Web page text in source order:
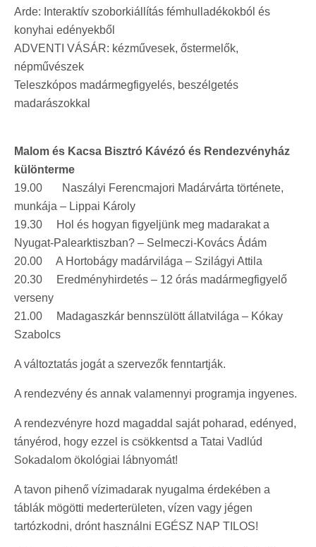
Arde: Interaktív szoborkiállítás fémhulladékokból és
konyhai edényekből
ADVENTI VÁSÁR: kézművesek, őstermelők,
népművészek
Teleszkópos madármegfigyelés, beszélgetés
madarászokkal
Malom és Kacsa Bisztró Kávézó és Rendezvényház
különterme
19.00 Naszályi Ferencmajori Madárvárta története,
munkája – Lippai Károly
19.30 Hol és hogyan figyeljünk meg madarakat a
Nyugat-Palearktiszban? – Selmeczi-Kovács Ádám
20.00 A Hortobágy madárvilága – Szilágyi Attila
20.30 Eredményhirdetés – 12 órás madármegfigyelő
verseny
21.00 Madagaszkár bennszülött állatvilága – Kókay
Szabolcs
A változtatás jogát a szervezők fenntartják.
A rendezvény és annak valamennyi programja ingyenes.
A rendezvényre hozd magaddal saját poharad, edényed,
tányérod, hogy ezzel is csökkentsd a Tatai Vadlúd
Sokadalom ökológiai lábnyomát!
A tavon pihenő vízimadarak nyugalma érdekében a
táblák mögötti mederterületen, vízen vagy jégen
tartózkodni, drónt használni EGÉSZ NAP TILOS!